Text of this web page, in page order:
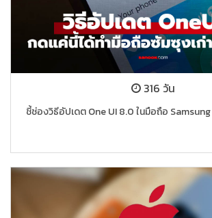
316 วัน
ชี้ช่องวิธีอัปเดต One UI 8.0 ในมือถือ